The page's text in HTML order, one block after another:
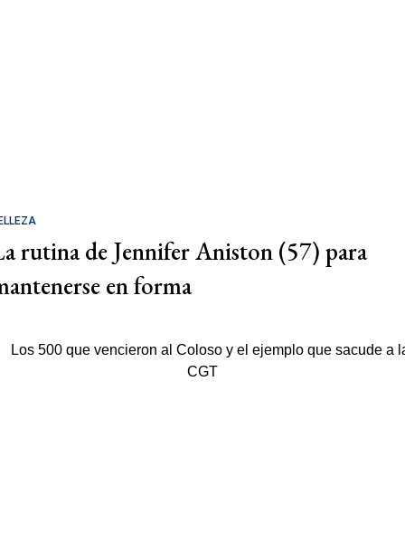
rutina de Jennifer Aniston (57) para
en forma